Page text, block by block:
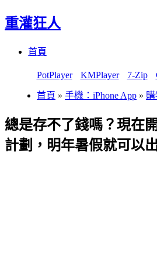
重灌狂人
首頁
PotPlayer KMPlayer 7-Zip
首頁 » 手機：iPhone App »
總是存不了錢嗎？現在
計劃，明年暑假就可以